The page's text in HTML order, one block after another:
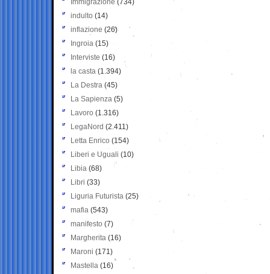
Immigrazione (734)
indulto (14)
inflazione (26)
Ingroia (15)
Interviste (16)
la casta (1.394)
La Destra (45)
La Sapienza (5)
Lavoro (1.316)
LegaNord (2.411)
Letta Enrico (154)
Liberi e Uguali (10)
Libia (68)
Libri (33)
Liguria Futurista (25)
mafia (543)
manifesto (7)
Margherita (16)
Maroni (171)
Mastella (16)